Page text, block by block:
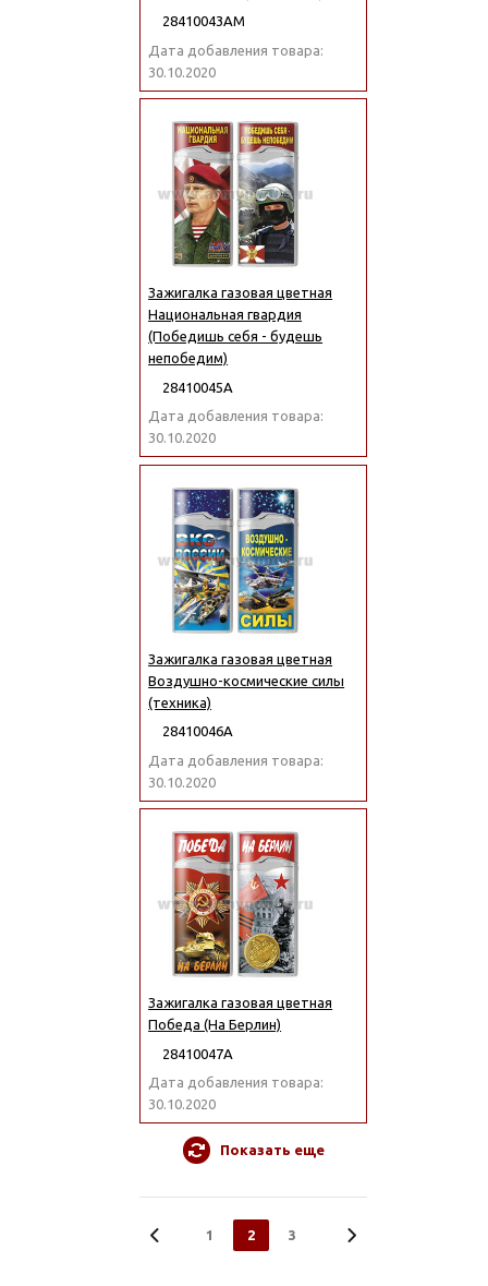
28410043АМ
Дата добавления товара:
30.10.2020
Зажигалка газовая цветная
Национальная гвардия
(Победишь себя - будешь
непобедим)
28410045А
Дата добавления товара:
30.10.2020
Зажигалка газовая цветная
Воздушно-космические силы
(техника)
28410046А
Дата добавления товара:
30.10.2020
Зажигалка газовая цветная
Победа (На Берлин)
28410047А
Дата добавления товара:
30.10.2020
Показать еще
1 2 3